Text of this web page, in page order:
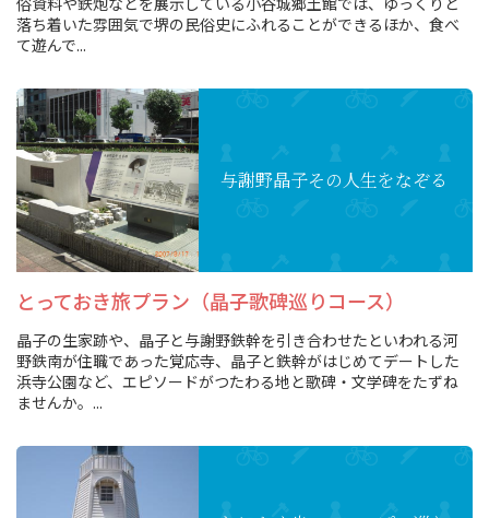
落ち着いた雰囲気で堺の民俗史にふれることができるほか、食べ
て遊んで...
与謝野晶子その人生をなぞる
とっておき旅プラン（晶子歌碑巡りコース）
晶子の生家跡や、晶子と与謝野鉄幹を引き合わせたといわれる河
野鉄南が住職であった覚応寺、晶子と鉄幹がはじめてデートした
浜寺公園など、エピソードがつたわる地と歌碑・文学碑をたずね
ませんか。...